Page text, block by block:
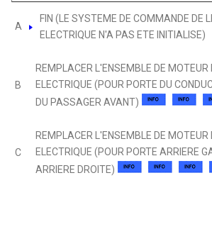
A
FIN (LE SYSTEME DE COMMANDE DE
ELECTRIQUE N'A PAS ETE INITIALISE)
B
REMPLACER L'ENSEMBLE DE MOTEUR
ELECTRIQUE (POUR PORTE DU
DU PASSAGER AVANT)
C
REMPLACER L'ENSEMBLE DE MOTEUR
ELECTRIQUE (POUR PORTE ARRIERE
ARRIERE DROITE)